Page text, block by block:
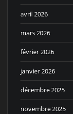
avril 2026
mars 2026
février 2026
janvier 2026
décembre 2025
novembre 2025